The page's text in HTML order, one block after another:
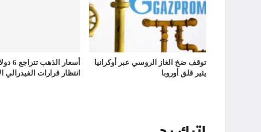
توقف ضخ الغاز الروسي عبر أوكرانيا
يثير قلق أوروبا
أسعار
انتظار قرارات الفيدرالي